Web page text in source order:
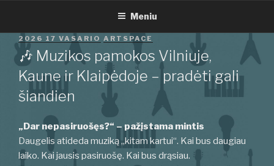
turinio
Meniu
PASKELBTA
2026 17 VASARIO ARTSPACE
🎶 Muzikos pamokos Vilniuje,
Kaune ir Klaipėdoje – pradėti gali
šiandien
„Dar nepasiruošęs?“ – pažįstama mintis
Daugelis atideda muziką „kitam kartui“. Kai bus daugiau
laiko. Kai jausis pasiruošę. Kai bus drąsiau.